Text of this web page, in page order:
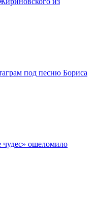
под песню Бориса
ошеломило